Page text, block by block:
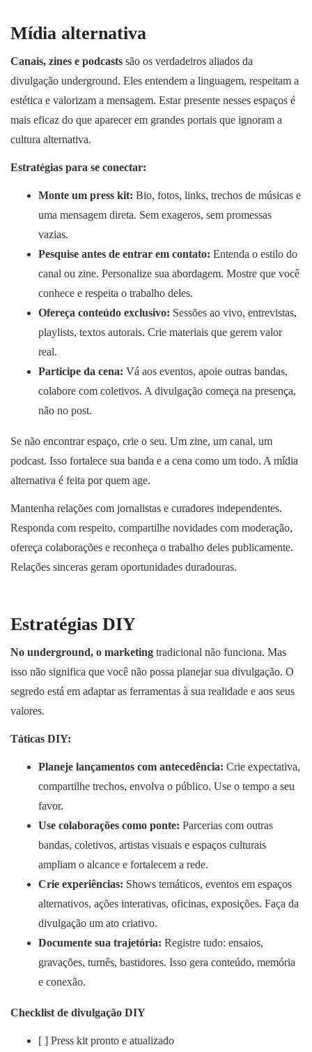
Mídia alternativa
Canais, zines e podcasts são os verdadeiros aliados da
divulgação underground. Eles entendem a linguagem, respeitam a
estética e valorizam a mensagem. Estar presente nesses espaços é
mais eficaz do que aparecer em grandes portais que ignoram a
cultura alternativa.
Estratégias para se conectar:
Monte um press kit: Bio, fotos, links, trechos de músicas e
uma mensagem direta. Sem exageros, sem promessas
vazias.
Pesquise antes de entrar em contato: Entenda o estilo do
canal ou zine. Personalize sua abordagem. Mostre que você
conhece e respeita o trabalho deles.
Ofereça conteúdo exclusivo: Sessões ao vivo, entrevistas,
playlists, textos autorais. Crie materiais que gerem valor
real.
Participe da cena: Vá aos eventos, apoie outras bandas,
colabore com coletivos. A divulgação começa na presença,
não no post.
Se não encontrar espaço, crie o seu. Um zine, um canal, um
podcast. Isso fortalece sua banda e a cena como um todo. A mídia
alternativa é feita por quem age.
Mantenha relações com jornalistas e curadores independentes.
Responda com respeito, compartilhe novidades com moderação,
ofereça colaborações e reconheça o trabalho deles publicamente.
Relações sinceras geram oportunidades duradouras.
Estratégias DIY
No underground, o marketing tradicional não funciona. Mas
isso não significa que você não possa planejar sua divulgação. O
segredo está em adaptar as ferramentas à sua realidade e aos seus
valores.
Táticas DIY:
Planeje lançamentos com antecedência: Crie expectativa,
compartilhe trechos, envolva o público. Use o tempo a seu
favor.
Use colaborações como ponte: Parcerias com outras
bandas, coletivos, artistas visuais e espaços culturais
ampliam o alcance e fortalecem a rede.
Crie experiências: Shows temáticos, eventos em espaços
alternativos, ações interativas, oficinas, exposições. Faça da
divulgação um ato criativo.
Documente sua trajetória: Registre tudo: ensaios,
gravações, turnês, bastidores. Isso gera conteúdo, memória
e conexão.
Checklist de divulgação DIY
[ ] Press kit pronto e atualizado